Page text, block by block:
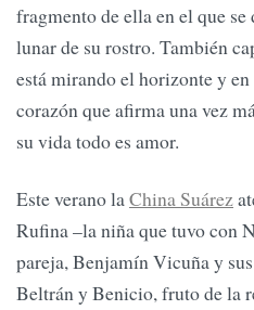
fragmento de ella en el que
lunar de su rostro. También
está mirando el horizonte y
corazón que afirma una vez
su vida todo es amor.
Este verano laChina Suárez
Rufina –la niña que tuvo con
pareja, Benjamín Vicuña y
Beltrán y Benicio, fruto de la